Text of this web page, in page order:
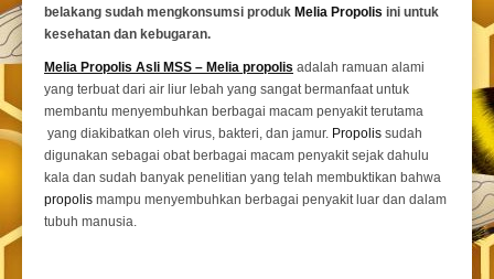
belakang sudah mengkonsumsi produk Melia Propolis ini untuk
kesehatan dan kebugaran.
Melia Propolis Asli MSS – Melia propolis adalah ramuan alami
yang terbuat dari air liur lebah yang sangat bermanfaat untuk
membantu menyembuhkan berbagai macam penyakit terutama
yang diakibatkan oleh virus, bakteri, dan jamur. Propolis sudah
digunakan sebagai obat berbagai macam penyakit sejak dahulu
kala dan sudah banyak penelitian yang telah membuktikan bahwa
propolis mampu menyembuhkan berbagai penyakit luar dan dalam
tubuh manusia.